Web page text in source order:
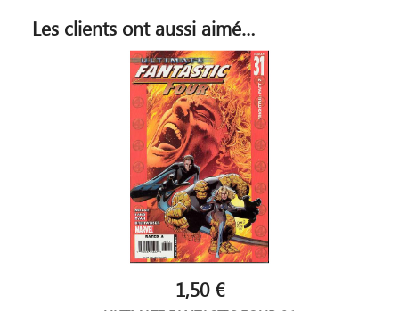
Les clients ont aussi aimé…
1,50 €